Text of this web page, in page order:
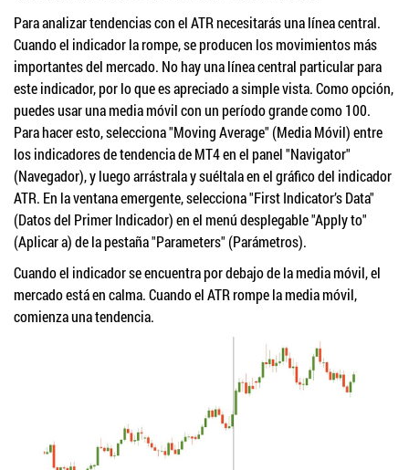
Para analizar tendencias con el ATR necesitarás una línea central.
Cuando el indicador la rompe, se producen los movimientos más
importantes del mercado. No hay una línea central particular para
este indicador, por lo que es apreciado a simple vista. Como opción,
puedes usar una media móvil con un período grande como 100.
Para hacer esto, selecciona "Moving Average" (Media Móvil) entre
los indicadores de tendencia de MT4 en el panel "Navigator"
(Navegador), y luego arrástrala y suéltala en el gráfico del indicador
ATR. En la ventana emergente, selecciona "First Indicator’s Data"
(Datos del Primer Indicador) en el menú desplegable "Apply to"
(Aplicar a) de la pestaña "Parameters" (Parámetros).
Cuando el indicador se encuentra por debajo de la media móvil, el
mercado está en calma. Cuando el ATR rompe la media móvil,
comienza una tendencia.